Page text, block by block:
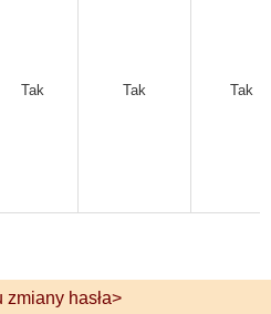
Tak Tak Tak
hasła>